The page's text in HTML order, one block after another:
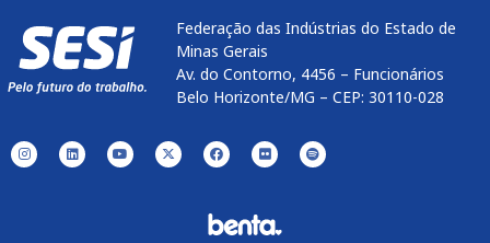
Federação das Indústrias do Estado de
Minas Gerais
Av. do Contorno, 4456 – Funcionários
Belo Horizonte/MG – CEP: 30110-028